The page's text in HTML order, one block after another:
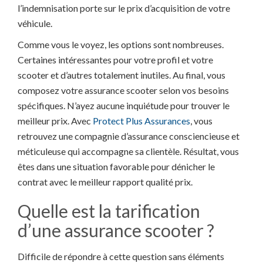
l’indemnisation porte sur le prix d’acquisition de votre
véhicule.
Comme vous le voyez, les options sont nombreuses.
Certaines intéressantes pour votre profil et votre
scooter et d’autres totalement inutiles. Au final, vous
composez votre assurance scooter selon vos besoins
spécifiques. N’ayez aucune inquiétude pour trouver le
meilleur prix. Avec Protect Plus Assurances, vous
retrouvez une compagnie d’assurance consciencieuse et
méticuleuse qui accompagne sa clientèle. Résultat, vous
êtes dans une situation favorable pour dénicher le
contrat avec le meilleur rapport qualité prix.
Quelle est la tarification
d’une assurance scooter ?
Difficile de répondre à cette question sans éléments